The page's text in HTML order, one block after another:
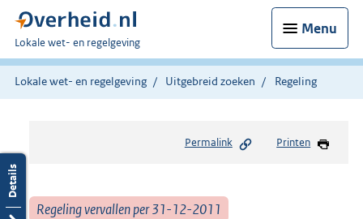
Menu
U
bent
hier:
Lokale wet- en regelgeving
Lokale wet- en regelgeving Uitgebreid zoeken Regeling
Permalink Printen
Regeling vervallen per 31-12-2011